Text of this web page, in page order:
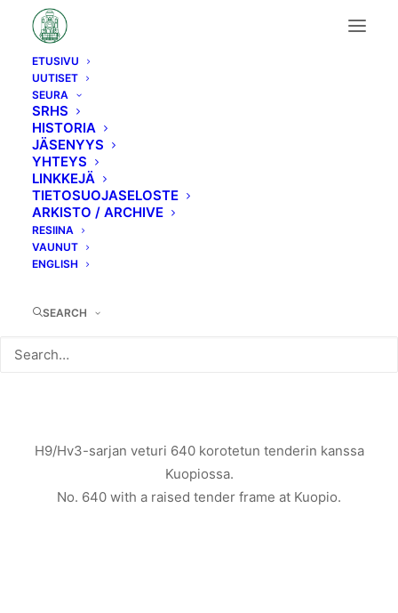
ETUSIVU
UUTISET
SEURA
SRHS
HISTORIA
JÄSENYYS
YHTEYS
LINKKEJÄ
TIETOSUOJASELOSTE
ARKISTO / ARCHIVE
RESIINA
VAUNUT
ENGLISH
SEARCH
H9/Hv3-sarjan veturi 640 korotetun tenderin kanssa
Kuopiossa.
No. 640 with a raised tender frame at Kuopio.